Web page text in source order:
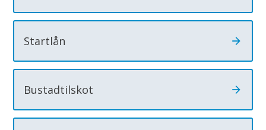
Startlån
Bustadtilskot